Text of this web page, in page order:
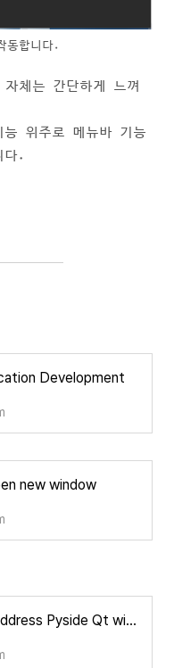
합니다.
체는 간단하게 느껴
능 위주로 메뉴바 기능
다.
Development
new window
Correct way to address Pyside Qt widgets from a .ui file via Python